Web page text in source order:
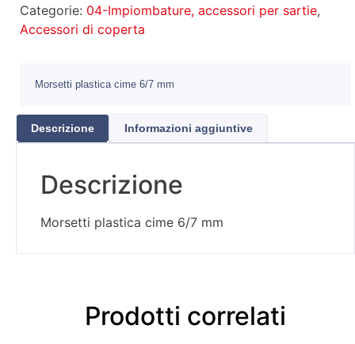
Categorie: 04-Impiombature, accessori per sartie,
Accessori di coperta
Morsetti plastica cime 6/7 mm
Descrizione Informazioni aggiuntive
Descrizione
Morsetti plastica cime 6/7 mm
Prodotti correlati